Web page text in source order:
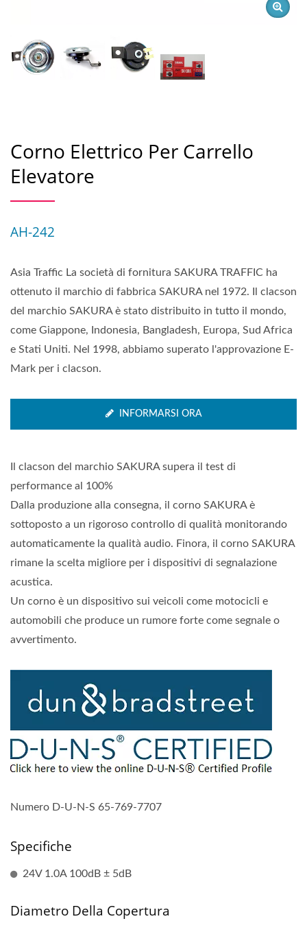
Corno Elettrico Per Carrello
Elevatore
AH-242
Asia Traffic La società di fornitura SAKURA TRAFFIC ha
ottenuto il marchio di fabbrica SAKURA nel 1972. Il clacson
del marchio SAKURA è stato distribuito in tutto il mondo,
come Giappone, Indonesia, Bangladesh, Europa, Sud Africa
e Stati Uniti. Nel 1998, abbiamo superato l'approvazione E-
Mark per i clacson.
INFORMARSI ORA
Il clacson del marchio SAKURA supera il test di
performance al 100%
Dalla produzione alla consegna, il corno SAKURA è
sottoposto a un rigoroso controllo di qualità monitorando
automaticamente la qualità audio. Finora, il corno SAKURA
rimane la scelta migliore per i dispositivi di segnalazione
acustica.
Un corno è un dispositivo sui veicoli come motocicli e
automobili che produce un rumore forte come segnale o
avvertimento.
Numero D-U-N-S 65-769-7707
Specifiche
24V 1.0A 100dB ± 5dB
Diametro Della Copertura